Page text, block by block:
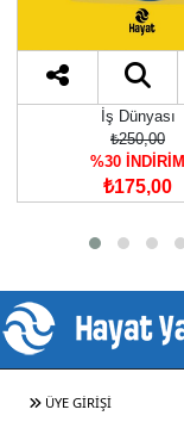
İş Dünyası
₺250,00
%30 İNDİRİM
₺175,00
ÜYE GİRİŞİ